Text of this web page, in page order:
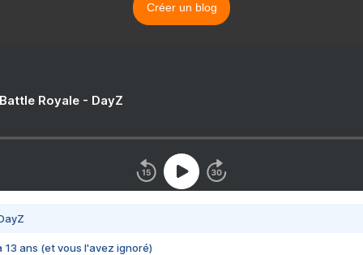
Créer un blog
Royale - DayZ
13 ans (et vous l'avez ignoré)